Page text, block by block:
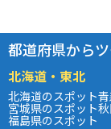
都道府県から
北海道・東北
北海道のスポット
宮城県のスポット
福島県のスポット